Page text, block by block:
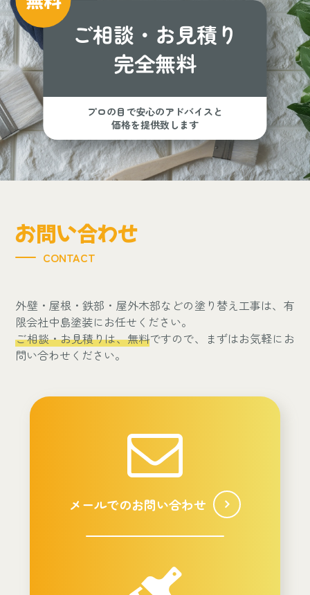
ご相談・お見積り
完全無料
プロの目で安心のアドバイスと
価格を提供致します
お問い合わせ
CONTACT
外壁・屋根・鉄部・屋外木部などの塗り替え工事は、有
限会社中島塗装にお任せください。
ご相談・お見積りは、無料ですので、まずはお気軽にお
問い合わせください。
メールでのお問い合わせ